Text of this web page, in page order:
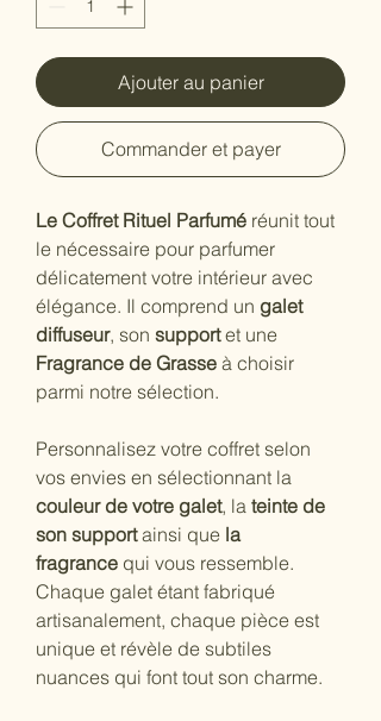
Ajouter au panier
Commander et payer
Le Coffret Rituel Parfumé réunit tout
le nécessaire pour parfumer
délicatement votre intérieur avec
élégance. Il comprend un galet
diffuseur, son support et une
Fragrance de Grasse à choisir
parmi notre sélection.
Personnalisez votre coffret selon
vos envies en sélectionnant la
couleur de votre galet, la teinte de
son support ainsi que la
fragrance qui vous ressemble.
Chaque galet étant fabriqué
artisanalement, chaque pièce est
unique et révèle de subtiles
nuances qui font tout son charme.